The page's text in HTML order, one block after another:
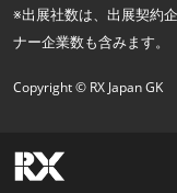
※出展社数は、出展契約
ナー企業数も含みます。
Copyright © RX Japan GK